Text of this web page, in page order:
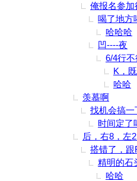
俺报名参加
喝了地方
哈哈哈
凹----夜
6/4行不
K，
哈哈
羡慕啊
找机会搞一
时间定了
后，右8，左
搭错了，
精明的石
哈哈